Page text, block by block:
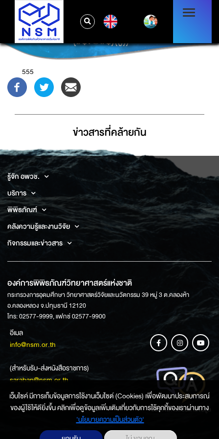
^(#$!@#$)(()))******
555
ข่าวสารที่่คล้ายกัน
รู้จัก อพวช.
บริการ
พิพิธภัณฑ์
คลังความรู้และงานวิจัย
กิจกรรมและข่าวสาร
องค์การพิพิธภัณฑ์วิทยาศาสตร์แห่งชาติ
กระทรวงการอุดมศึกษา วิทยาศาสตร์วิจัยและนวัตกรรม 39 หมู่ 3 ต.คลองห้า
อ.คลองหลวง จ.ปทุมธานี 12120
โทร: 02577-9999, แฟกซ์ 02577-9900
อีเมล
info@nsm.or.th
(สำหรับรับ-ส่งหนังสือราชการ)
saraban@nsm.or.th
ช่องทางการสอบถามข้อมูล
เว็บไซค์ มีการเก็บข้อมูลการใช้งานเว็บไซต์ (Cookies) เพื่อพัฒนาประสบการณ์
ของผู้ใช้ให้ดียิ่งขึ้น คลิกเพื่อดูข้อมูลเพิ่มเติมเกี่ยวกับการใช้คุกกี้ของเราผ่านทาง
‘นโยบายความเป็นส่วนตัว'